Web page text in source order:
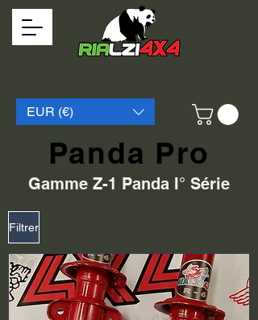
EUR (€)
Panda Pro
Gamme Z-1 Panda I° Série
Filtrer